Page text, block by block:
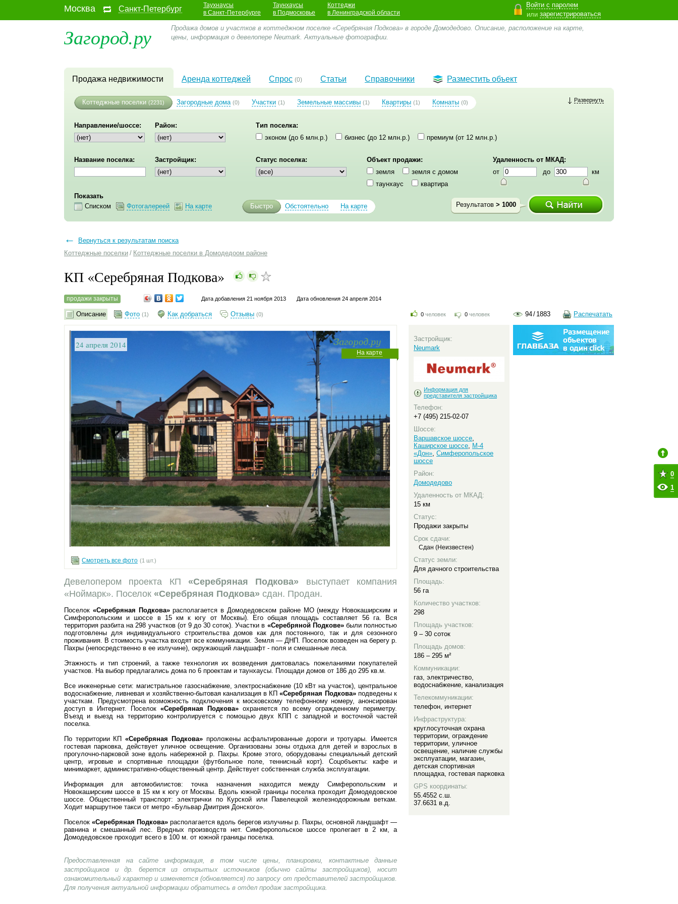
Москва Санкт-Петербург
Таухнаусы
в Санкт-Петербурге
Таунхаусы
в Подмосковье
Коттеджи
в Ленинградской области
Войти с паролем
или зарегистрироваться
Загород.ру
Продажа домов и участков в коттеджном поселке «Серебряная Подкова» в городе Домодедово. Описание, расположение на карте,
цены, информация о девелопере Neumark. Актуальные фотографии.
Продажа недвижимости Аренда коттеджей Спрос (0) Статьи Справочники Разместить объект
Коттеджные поселки (2231) Загородные дома (0) Участки (1) Земельные массивы (1) Квартиры (1) Комнаты (0) Развернуть
Направление/шоссе: Район:
Тип поселка:
эконом (до 6 млн.р.)
бизнес (до 12 млн.р.) премиум (от 12 млн.р.)
Название поселка: Застройщик: Статус поселка:
Объект продажи:
земля
земля с домом
таунхаус
квартира
Удаленность от МКАД:
от
до км
Показать
Списком
Фотогалереей На карте Быстро Обстоятельно На карте Результатов > 1000
←
Вернуться к результатам поиска
Коттеджные поселки / Коттеджные поселки в Домодедоом районе
КП «Серебряная Подкова»
продажи закрыты Дата добавления 21 ноября 2013 Дата обновления 24 апреля 2014
Описание Фото (1) Как добраться Отзывы (0)
На карте
24 апреля 2014
Смотреть все фото (1 шт.)
Девелопером проекта КП «Серебряная Подкова» выступает компания
«Ноймарк». Поселок «Серебряная Подкова» сдан. Продан.
Поселок «Серебряная Подкова»располагается в Домодедовском районе МО (между Новокаширским и
Симферопольским и шоссе в 15 км к югу от Москвы). Его общая площадь составляет 56 га. Вся
территория разбита на 298 участков (от 9 до 30 соток). Участки в «Серебряной Подкове»были полностью
подготовлены для индивидуального строительства домов как для постоянного, так и для сезонного
проживания. В стоимость участка входят все коммуникации. Земля — ДНП. Поселок возведен на берегу р.
Пахры (непосредственно в ее излучине), окружающий ландшафт - поля и смешанные леса.
Этажность и тип строений, а также технология их возведения диктовалась пожеланиями покупателей
участков. На выбор предлагались дома по 6 проектам и таунхаусы. Площади домов от 186 до 295 кв.м.
Все инженерные сети: магистральное газоснабжение, электроснабжение (10 кВт на участок), центральное
водоснабжение, ливневая и хозяйственно-бытовая канализация в КП«Серебряная Подкова»подведены к
участкам. Предусмотрена возможность подключения к московскому телефонному номеру, анонсирован
доступ в Интернет. Поселок «Серебряная Подкова» охраняется по всему огражденному периметру.
Въезд и выезд на территорию контролируется с помощью двух КПП с западной и восточной частей
поселка.
По территории КП«Серебряная Подкова»проложены асфальтированные дороги и тротуары. Имеется
гостевая парковка, действует уличное освещение. Организованы зоны отдыха для детей и взрослых в
прогулочно-парковой зоне вдоль набережной р. Пахры. Кроме этого, оборудованы специальный детский
центр, игровые и спортивные площадки (футбольное поле, теннисный корт). Соцобъекты: кафе и
минимаркет, административно-общественный центр. Действует собственная служба эксплуатации.
Информация для автомобилистов: точка назначения находится между Симферопольским и
Новокаширским шоссе в 15 км к югу от Москвы. Вдоль южной границы поселка проходит Домодедовское
шоссе. Общественный транспорт: электрички по Курской или Павелецкой железнодорожным веткам.
Ходит маршрутное такси от метро «Бульвар Дмитрия Донского».
Поселок «Серебряная Подкова» располагается вдоль берегов излучины р. Пахры, основной ландшафт —
равнина и смешанный лес. Вредных производств нет. Симферопольское шоссе пролегает в 2 км, а
Домодедовское проходит всего в 100 м. от южной границы поселка.
Предоставленная на сайте информация, в том числе цены, планировки, контактные данные
застройщиков и др. берется из открытых источников (обычно сайты застройщиков), носит
ознакомительный характер и изменяется (обновляется) по запросу от представителей застройщиков.
Для получения актуальной информации обратитесь в отдел продаж застройщика.
0 человек 0 человек
Застройщик:
Neumark
Информация для
представителя застройщика
Телефон:
+7 (495) 215-02-07
Шоссе:
Варшавское шоссе,
Каширское шоссе, М-4
«Дон», Симферопольское
шоссе
Район:
Домодедово
Удаленность от МКАД:
15 км
Статус:
Продажи закрыты
Срок сдачи:
Сдан (Неизвестен)
Статус земли:
Для дачного строительства
Площадь:
56 га
Количество участков:
298
Площадь участков:
9 – 30 соток
Площадь домов:
186 – 295 м²
Коммуникации:
газ, электричество,
водоснабжение, канализация
Телекоммуникации:
телефон, интернет
Инфраструктура:
круглосуточная охрана
территории, ограждение
территории, уличное
освещение, наличие службы
эксплуатации, магазин,
детская спортивная
площадка, гостевая парковка
GPS координаты:
55.4552 с.ш.
37.6631 в.д.
94/ 1883 Распечатать
0
1